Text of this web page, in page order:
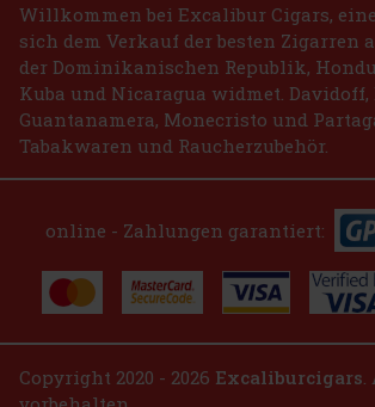
Willkommen bei Excalibur Cigars,
sich dem Verkauf der besten Zigarren
der Dominikanischen Republik,
Kuba und Nicaragua widmet. Davidoff,
Guantanamera, Monecristo und
Tabakwaren und Raucherzubehör.
online - Zahlungen garantiert:
Copyright 2020 - 2026 Excaliburcigars